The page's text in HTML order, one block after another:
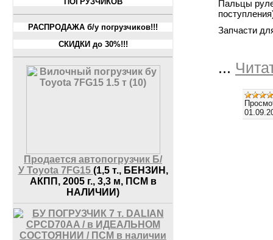
РАСПРОДАЖА б/у погрузчиков!!!
СКИДКИ до 30%!!!
Продается автопогрузчик Б/
У Toyota 7FG15 (1,5 т., БЕНЗИН,
АКПП, 2005 г., 3,3 м, ПСМ в
НАЛИЧИИ)
Пальцы
Запчасти
...